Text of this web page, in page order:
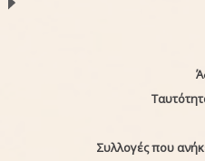
Συλλογές που